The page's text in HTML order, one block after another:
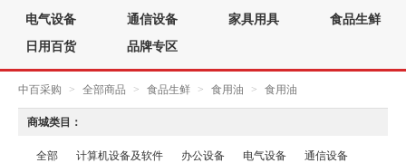
电气设备
通信设备 家具用具
食品生鲜
日用百货
品牌专区
中百采购 > 全部商品 > 食品生鲜 > 食用油 > 食用油
商城类目：
全部 计算机设备及软件 办公设备 电气设备 通信设备